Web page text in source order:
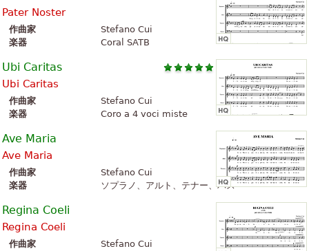
Pater Noster
作曲家
Stefano Cui
楽器
Coral SATB
Ubi Caritas
Ubi Caritas
作曲家
Stefano Cui
楽器
Coro a 4 voci miste
Ave Maria
Ave Maria
作曲家
Stefano Cui
楽器
ソプラノ、アルト、テナー、バス
Regina Coeli
Regina Coeli
作曲家
Stefano Cui